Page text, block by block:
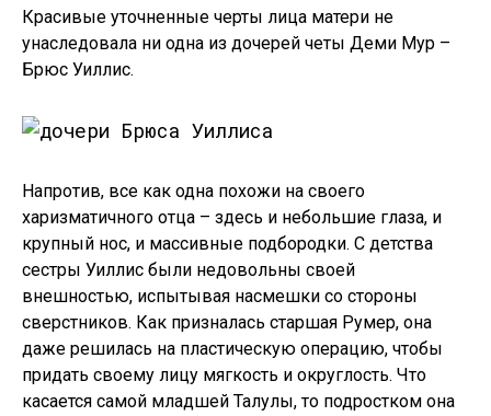
Красивые уточненные черты лица матери не
унаследовала ни одна из дочерей четы Деми Мур –
Брюс Уиллис.
Напротив, все как одна похожи на своего
харизматичного отца – здесь и небольшие глаза, и
крупный нос, и массивные подбородки. С детства
сестры Уиллис были недовольны своей
внешностью, испытывая насмешки со стороны
сверстников. Как призналась старшая Румер, она
даже решилась на пластическую операцию, чтобы
придать своему лицу мягкость и округлость. Что
касается самой младшей Талулы, то подростком она